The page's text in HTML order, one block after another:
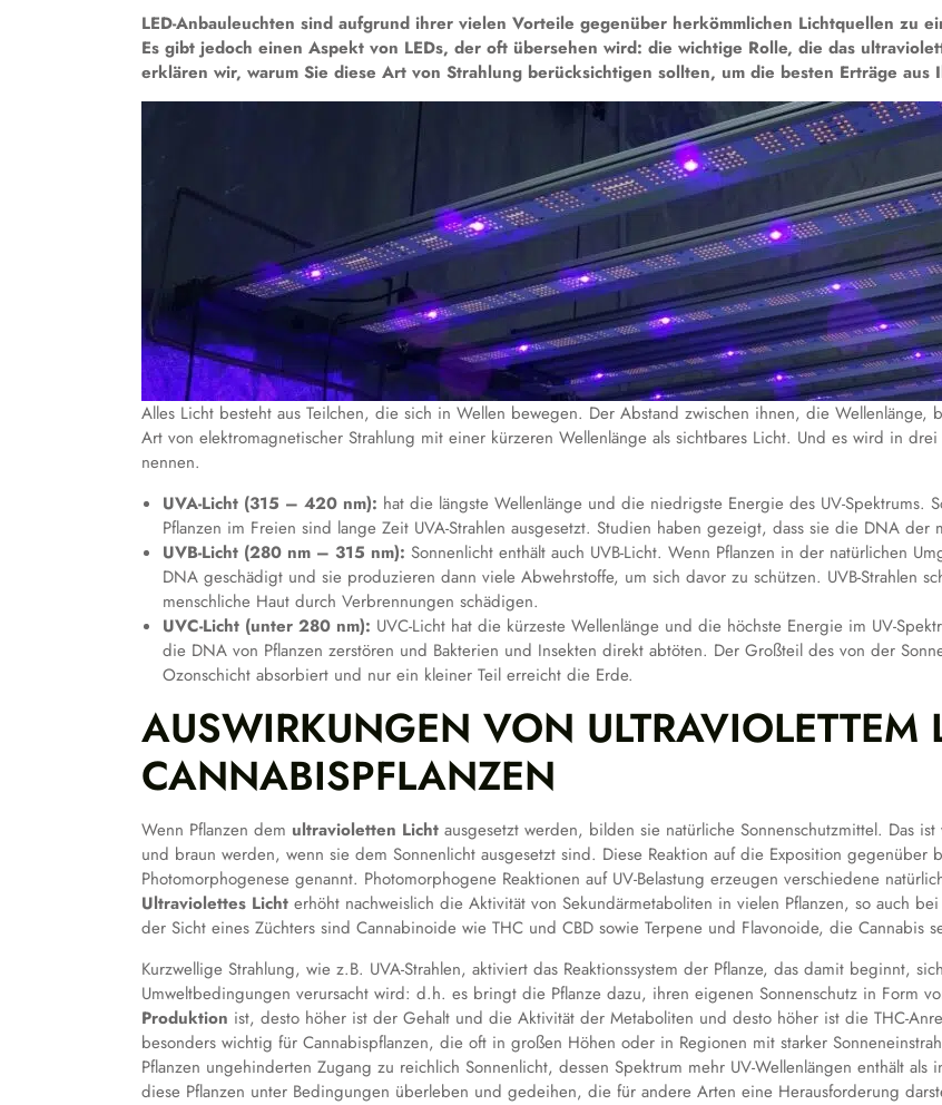
LED-Anbauleuchten sind aufgrund ihrer vielen Vorteile gegenüber herkömmlichen Lichtquellen zu
Es gibt jedoch einen Aspekt von LEDs, der oft übersehen wird: die wichtige Rolle, die das
erklären wir, warum Sie diese Art von Strahlung berücksichtigen sollten, um die besten Erträge
Alles Licht besteht aus Teilchen, die sich in Wellen bewegen. Der Abstand zwischen ihnen, die Wellenlänge,
Art von elektromagnetischer Strahlung mit einer kürzeren Wellenlänge als sichtbares Licht. Und es wird in
nennen.
UVA-Licht (315 – 420 nm): hat die längste Wellenlänge und die niedrigste Energie des UV-Spektrums.
Pflanzen im Freien sind lange Zeit UVA-Strahlen ausgesetzt. Studien haben gezeigt, dass sie die DNA der
UVB-Licht (280 nm – 315 nm): Sonnenlicht enthält auch UVB-Licht. Wenn Pflanzen in der natürlichen
DNA geschädigt und sie produzieren dann viele Abwehrstoffe, um sich davor zu schützen. UVB-Strahlen
menschliche Haut durch Verbrennungen schädigen.
UVC-Licht (unter 280 nm): UVC-Licht hat die kürzeste Wellenlänge und die höchste Energie im UV-
die DNA von Pflanzen zerstören und Bakterien und Insekten direkt abtöten. Der Großteil des von der
Ozonschicht absorbiert und nur ein kleiner Teil erreicht die Erde.
AUSWIRKUNGEN VON ULTRAVIOLETTEM
CANNABISPFLANZEN
Wenn Pflanzen dem ultravioletten Licht ausgesetzt werden, bilden sie natürliche Sonnenschutzmittel. Das
und braun werden, wenn sie dem Sonnenlicht ausgesetzt sind. Diese Reaktion auf die Exposition gegenüber
Photomorphogenese genannt. Photomorphogene Reaktionen auf UV-Belastung erzeugen verschiedene
Ultraviolettes Licht erhöht nachweislich die Aktivität von Sekundärmetaboliten in vielen Pflanzen, so auch
der Sicht eines Züchters sind Cannabinoide wie THC und CBD sowie Terpene und Flavonoide, die Cannabis
Kurzwellige Strahlung, wie z.B. UVA-Strahlen, aktiviert das Reaktionssystem der Pflanze, das damit beginnt,
Umweltbedingungen verursacht wird: d.h. es bringt die Pflanze dazu, ihren eigenen Sonnenschutz in Form
Produktion ist, desto höher ist der Gehalt und die Aktivität der Metaboliten und desto höher ist die THC-
besonders wichtig für Cannabispflanzen, die oft in großen Höhen oder in Regionen mit starker
Pflanzen ungehinderten Zugang zu reichlich Sonnenlicht, dessen Spektrum mehr UV-Wellenlängen enthält
diese Pflanzen unter Bedingungen überleben und gedeihen, die für andere Arten eine Herausforderung